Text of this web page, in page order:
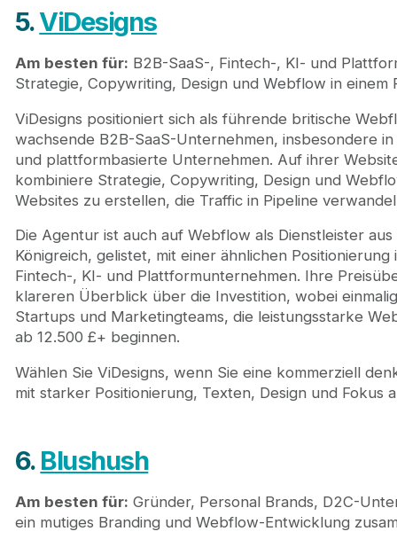
5.ViDesigns
Am besten für: B2B-SaaS-, Fintech-, KI- und
Strategie, Copywriting, Design und Webflow in einem
ViDesigns positioniert sich als führende britische
wachsende B2B-SaaS-Unternehmen, insbesondere
und plattformbasierte Unternehmen. Auf ihrer
kombiniere Strategie, Copywriting, Design und
Websites zu erstellen, die Traffic in Pipeline
Die Agentur ist auch auf Webflow als Dienstleister
Königreich, gelistet, mit einer ähnlichen Positionierung
Fintech-, KI- und Plattformunternehmen. Ihre
klareren Überblick über die Investition, wobei
Startups und Marketingteams, die leistungsstarke
ab 12.500 £+ beginnen.
Wählen Sie ViDesigns, wenn Sie eine kommerziell
mit starker Positionierung, Texten, Design und Fokus
6. Blushush
Am besten für: Gründer, Personal Brands, D2C-
ein mutiges Branding und Webflow-Entwicklung